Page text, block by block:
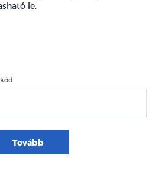
le.
Tovább